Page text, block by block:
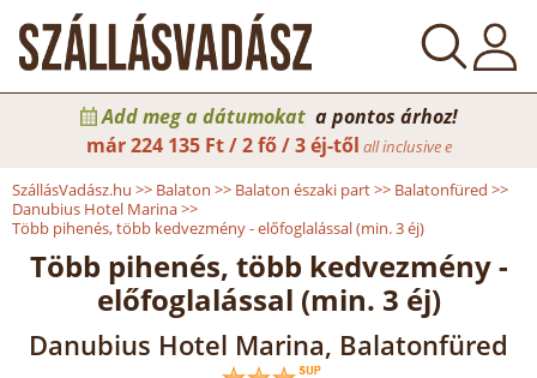
Add meg a dátumokat a pontos árhoz!
már224 135 Ft / 2 fő / 3 éj-től all inclusive e
SzállásVadász.hu >> Balaton >> Balaton északi part>> Balatonfüred >>
Danubius Hotel Marina>>
Több pihenés, több kedvezmény - előfoglalással (min. 3 éj)
Több pihenés, több kedvezmény -
előfoglalással (min. 3 éj)
Danubius Hotel Marina, Balatonfüred